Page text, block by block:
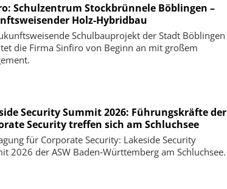
Schulzentrum Stockbrünnele Böblingen –
Holz-Hybridbau
Schulbauprojekt der Stadt Böblingen
die Firma Sinfiro von Beginn an mit großem
Security Summit 2026: Führungskräfte der
Security treffen sich am Schluchsee
für Corporate Security: Lakeside Security
2026 der ASW Baden‑Württemberg am Schluchsee.